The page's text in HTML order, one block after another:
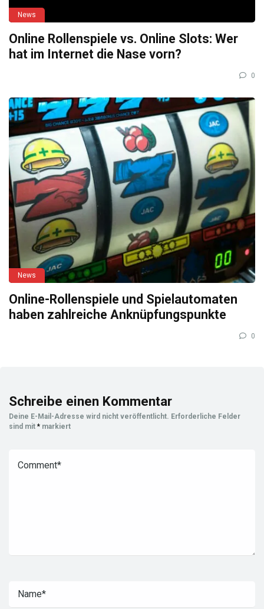
News
Online Rollenspiele vs. Online Slots: Wer
hat im Internet die Nase vorn?
0
News
Online-Rollenspiele und Spielautomaten
haben zahlreiche Anknüpfungspunkte
0
Schreibe einen Kommentar
Deine E-Mail-Adresse wird nicht veröffentlicht. Erforderliche Felder
sind mit * markiert